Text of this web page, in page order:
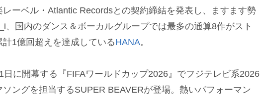
レーベル・Atlantic Recordsとの契約締結を発表し、ますます勢
、国内のダンス＆ボーカルグループでは最多の通算8作がスト
計1億回超えを達成しているHANA。
に開幕する『FIFAワールドカップ2026』でフジテレビ系2026
ングを担当するSUPER BEAVERが登場。熱いパフォーマン